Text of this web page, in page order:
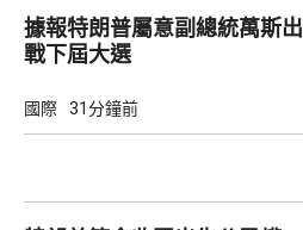
據報特朗普屬意副總統萬斯出
戰下屆大選
國際 31分鐘前